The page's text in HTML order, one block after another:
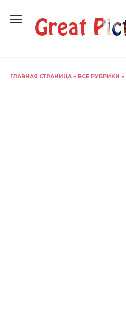
содержанию
ГЛАВНАЯ СТРАНИЦА » ВСЕ РУБРИКИ »